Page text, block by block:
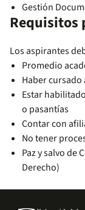
Gestión
Requisitos
Los aspirantes
Promedio
Haber
Estar
o pasantías
Contar con
No tener
Paz y salvo de
Derecho)